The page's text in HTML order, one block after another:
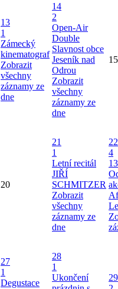
13
1
Zámecký
kinematograf
Zobrazit
všechny
záznamy ze
dne
14
2
Open-Air
Double
Slavnost obce
Jeseník nad
Odrou
Zobrazit
všechny
záznamy ze
dne
15
20
21
1
Letní recitál
JIŘÍ
SCHMITZER
Zobrazit
všechny
záznamy ze
dne
22
4
27
1
Degustace
28
1
Ukončení
29